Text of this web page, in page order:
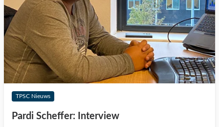
TPSC Nieuws
Pardi Scheffer: Interview